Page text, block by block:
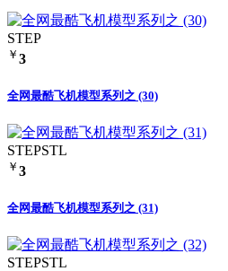
STEP
￥ 3
全网最酷飞机模型系列之 (30)
STEPSTL
￥ 3
全网最酷飞机模型系列之 (31)
STEPSTL